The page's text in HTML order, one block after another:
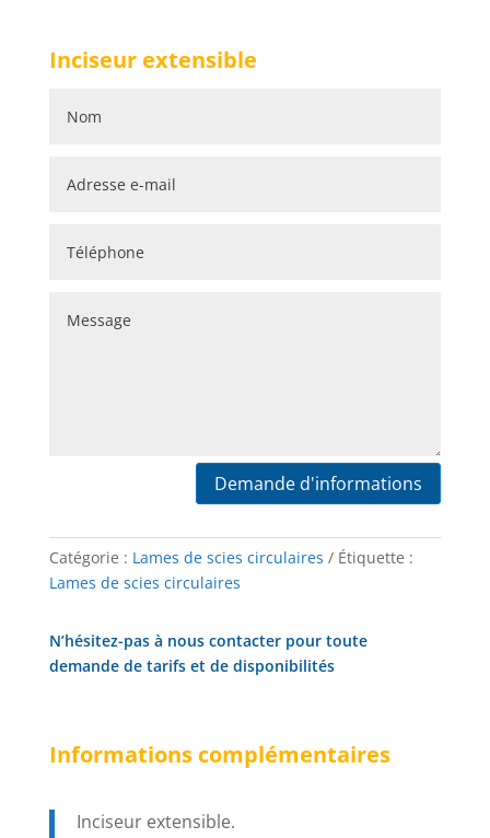
Inciseur extensible
Demande d'informations
Catégorie : Lames de scies circulaires
Étiquette :
Lames de scies circulaires
N’hésitez-pas à nous contacter pour toute
demande de tarifs et de disponibilités
Informations complémentaires
Inciseur extensible.